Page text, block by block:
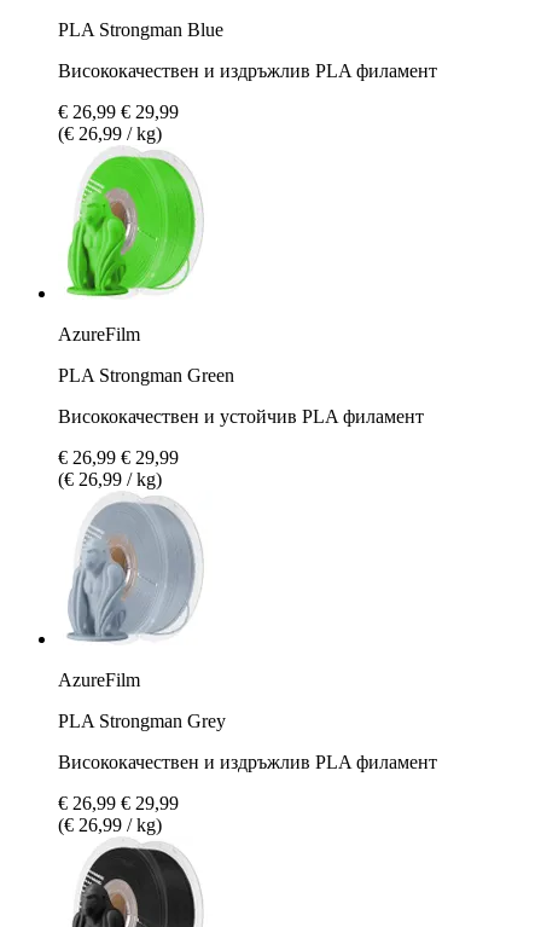
PLA Strongman Blue
Висококачествен и издръжлив PLA филамент
€ 26,99 € 29,99
(€ 26,99 / kg)
AzureFilm
PLA Strongman Green
Висококачествен и устойчив PLA филамент
€ 26,99 € 29,99
(€ 26,99 / kg)
AzureFilm
PLA Strongman Grey
Висококачествен и издръжлив PLA филамент
€ 26,99 € 29,99
(€ 26,99 / kg)